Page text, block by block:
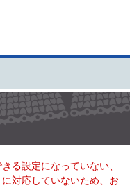
る設定になっていない、
対応していないため、お